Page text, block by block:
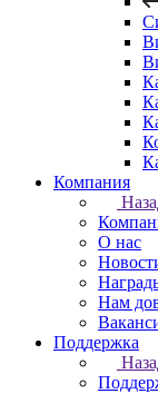
Компания
О нас
Нам
Поддержка